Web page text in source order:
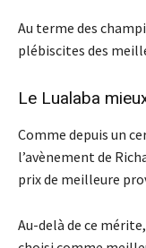
Au terme des
plébiscites des
Le Lualaba
Comme depuis un
l’avènement de
prix de meilleure
Au-delà de ce